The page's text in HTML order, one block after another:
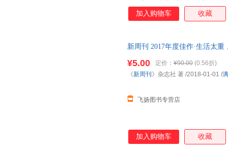
全感。 （《越读越性感》） 唐
（《生如唐诗》） 今天的小鲜
加入购物车 收藏
新周刊 2017年度佳作·生活太
¥5.00 定价： ¥90.00 (0.56折)
飞扬图书专营店
《新周刊 》杂志社 著 /2018-01-01 /
加入购物车 收藏